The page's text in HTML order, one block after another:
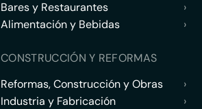
Bares y Restaurantes
›
Alimentación y Bebidas
›
CONSTRUCCIÓN Y REFORMAS
Reformas, Construcción y Obras
›
Industria y Fabricación
›